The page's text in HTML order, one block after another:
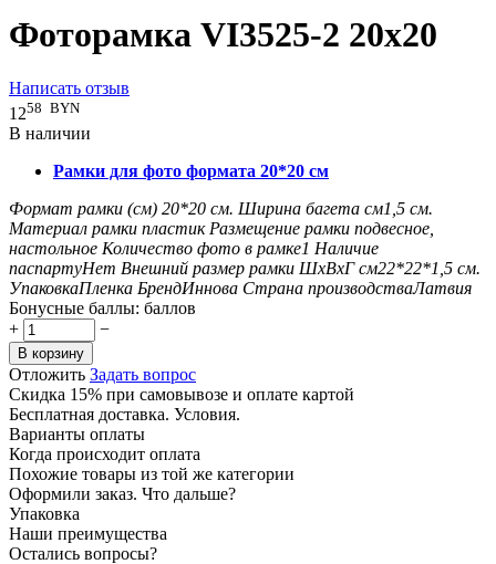
Фоторамка VI3525-2 20x20
Написать отзыв
1258 BYN
В наличии
Рамки для фото формата 20*20 см
Формат рамки (см) 20*20 см. Ширина багета см1,5 см.
Материал рамки пластик Размещение рамки подвесное,
настольное Количество фото в рамке1 Наличие
паспартуНет Внешний размер рамки ШxВxГ см22*22*1,5 см.
УпаковкаПленка БрендИннова Страна производстваЛатвия
Бонусные баллы: баллов
+
−
В корзину
Отложить Задать вопрос
Скидка 15% при самовывозе и оплате картой
Бесплатная доставка. Условия.
Варианты оплаты
Когда происходит оплата
Похожие товары из той же категории
Оформили заказ. Что дальше?
Упаковка
Наши преимущества
Остались вопросы?